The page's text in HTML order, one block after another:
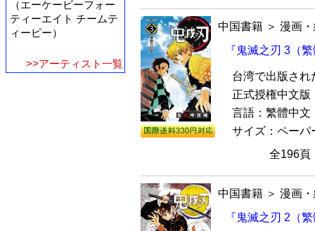
（エーケービーフォー
ティーエイト チームテ
ィーピー）
>>アーティスト一覧
中国書籍 ＞ 漫画
『鬼滅之刃 3（
台湾で出版され
正式授権中文版
言語：繁體中文
サイズ：ペーパ
全196
中国書籍 ＞ 漫画
『鬼滅之刃 2（